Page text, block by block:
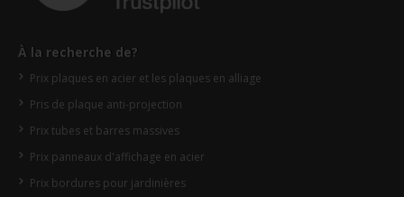
À la recherche de?
Prix plaques en acier et les plaques en alliage
Pris de plaque anti-projection
Prix tubes et barres massives
Prix panneaux d'affichage en acier
Prix bordures pour jardinières